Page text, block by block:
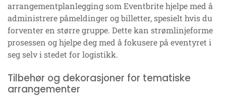
arrangementplanlegging som Eventbrite hjelpe med å
administrere påmeldinger og billetter, spesielt hvis du
forventer en større gruppe. Dette kan strømlinjeforme
prosessen og hjelpe deg med å fokusere på eventyret i
seg selv i stedet for logistikk.
Tilbehør og dekorasjoner for tematiske
arrangementer